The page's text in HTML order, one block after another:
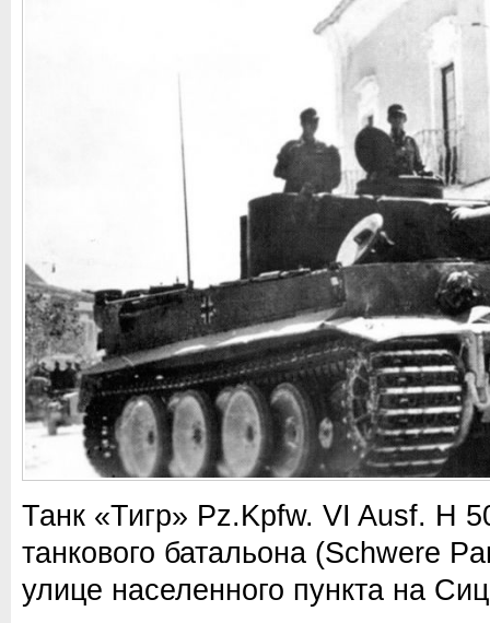
Танк «Тигр» Pz.Kpfw. VI Ausf. H
танкового батальона (Schwere
улице населенного пункта на